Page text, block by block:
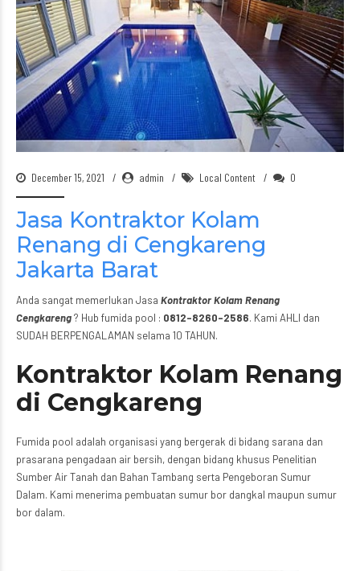
December 15, 2021 admin Local Content 0
Jasa Kontraktor Kolam
Renang di Cengkareng
Jakarta Barat
Anda sangat memerlukan Jasa Kontraktor Kolam Renang
Cengkareng? Hub fumida pool : 0812-8260-2586. Kami AHLI dan
SUDAH BERPENGALAMAN selama 10 TAHUN.
Kontraktor Kolam Renang
di Cengkareng
Fumida pool adalah organisasi yang bergerak di bidang sarana dan
prasarana pengadaan air bersih, dengan bidang khusus Penelitian
Sumber Air Tanah dan Bahan Tambang serta Pengeboran Sumur
Dalam. Kami menerima pembuatan sumur bor dangkal maupun sumur
bor dalam.